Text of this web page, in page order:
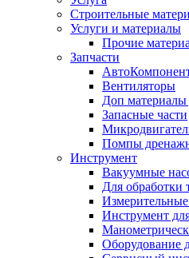
Строительные
Услуги и материалы
Прочие
Запчасти
Вентиляторы
Доп материалы
Запасные части
Помпы
Инструмент
Вакуумные
Для обработки
Инструмент
Оборудование